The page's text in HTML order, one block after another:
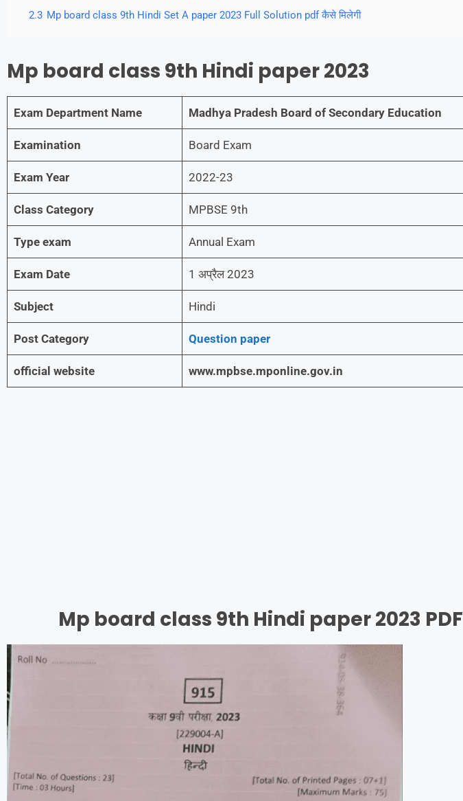
2.3 Mp board class 9th Hindi Set A paper 2023 Full Solution pdf कैसे मिलेगी
Mp board class 9th Hindi paper 2023
Exam Department Name Madhya Pradesh Board of Secondary Education
Examination Board Exam
Exam Year 2022-23
Class Category MPBSE 9th
Type exam Annual Exam
Exam Date 1 अप्रैल 2023
Subject Hindi
Post Category Question paper
official website www.mpbse.mponline.gov.in
Mp board class 9th Hindi paper 2023 PDF